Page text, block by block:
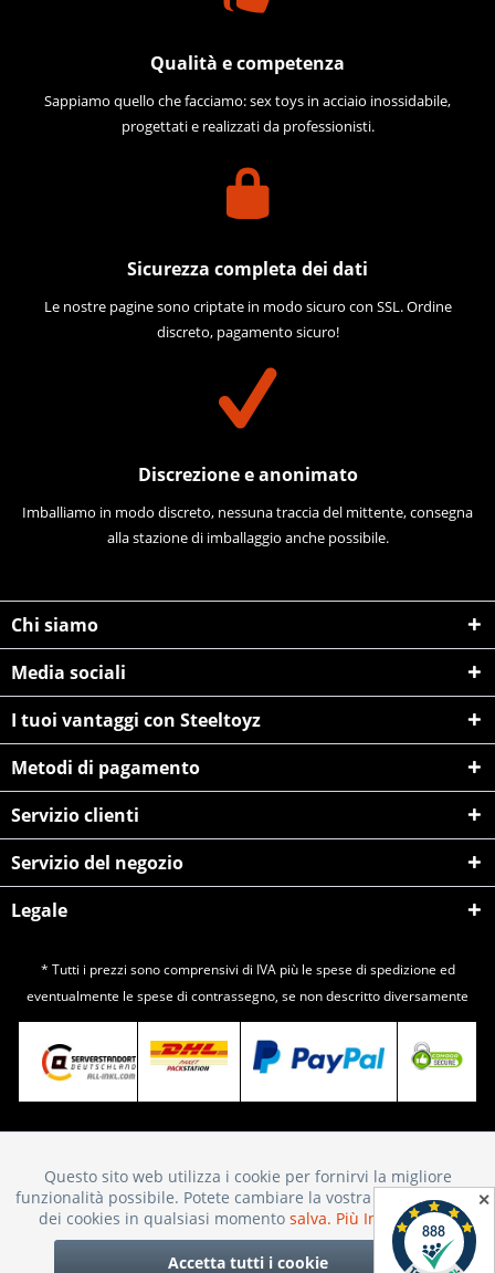
✕
Qualità e competenza
Sappiamo quello che facciamo: sex toys in acciaio inossidabile,
progettati e realizzati da professionisti.
Sicurezza completa dei dati
Le nostre pagine sono criptate in modo sicuro con SSL. Ordine
discreto, pagamento sicuro!
Discrezione e anonimato
Imballiamo in modo discreto, nessuna traccia del mittente, consegna
alla stazione di imballaggio anche possibile.
Chi siamo
Media sociali
I tuoi vantaggi con Steeltoyz
Metodi di pagamento
Servizio clienti
Servizio del negozio
Legale
* Tutti i prezzi sono comprensivi di IVA più le spese di spedizione ed
eventualmente le spese di contrassegno, se non descritto diversamente
Funktionale Attivo
Marketing Inattivo
Questo sito web utilizza i cookie per fornirvi la migliore
funzionalità possibile. Potete cambiare la vostra scelta sull'uso
dei cookies in qualsiasi momento salva. Più Informazioni
Accetta tutti i cookie